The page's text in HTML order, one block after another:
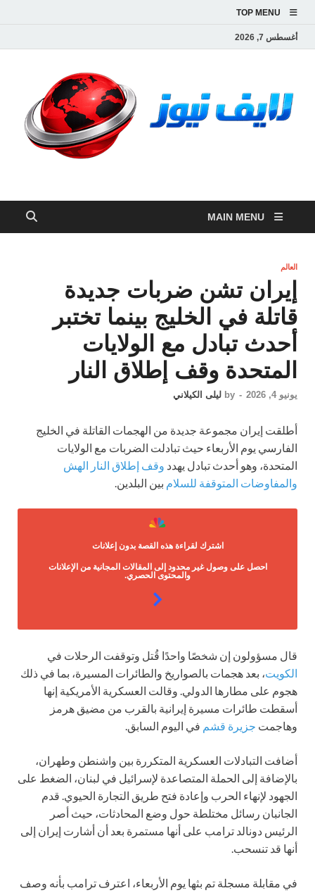
TOP MENU
أغسطس 7, 2026
لايف نيوز
MAIN MENU
العالم
إيران تشن ضربات جديدة
قاتلة في الخليج بينما تختبر
أحدث تبادل مع الولايات
المتحدة وقف إطلاق النار
يونيو 4, 2026 -
by ليلى الكيلاني
أطلقت إيران مجموعة جديدة من الهجمات القاتلة في الخليج
الفارسي يوم الأربعاء حيث تبادلت الضربات مع الولايات
المتحدة، وهو أحدث تبادل يهدد وقف إطلاق النار الهش
والمفاوضات المتوقفة للسلام بين البلدين.
اشترك لقراءة هذه القصة بدون إعلانات
احصل على وصول غير محدود إلى المقالات المجانية من الإعلانات
والمحتوى الحصري.
قال مسؤولون إن شخصًا واحدًا قُتل وتوقفت الرحلات في
الكويت، بعد هجمات بالصواريخ والطائرات المسيرة، بما في ذلك
هجوم على مطارها الدولي. وقالت العسكرية الأمريكية إنها
أسقطت طائرات مسيرة إيرانية بالقرب من مضيق هرمز
وهاجمت جزيرة قشم في اليوم السابق.
أضافت التبادلات العسكرية المتكررة بين واشنطن وطهران،
بالإضافة إلى الحملة المتصاعدة لإسرائيل في لبنان، الضغط على
الجهود لإنهاء الحرب وإعادة فتح طريق التجارة الحيوي. قدم
الجانبان رسائل مختلطة حول وضع المحادثات، حيث أصر
الرئيس دونالد ترامب على أنها مستمرة بعد أن أشارت إيران إلى
أنها قد تنسحب.
في مقابلة مسجلة تم بثها يوم الأربعاء، اعترف ترامب بأنه وصف